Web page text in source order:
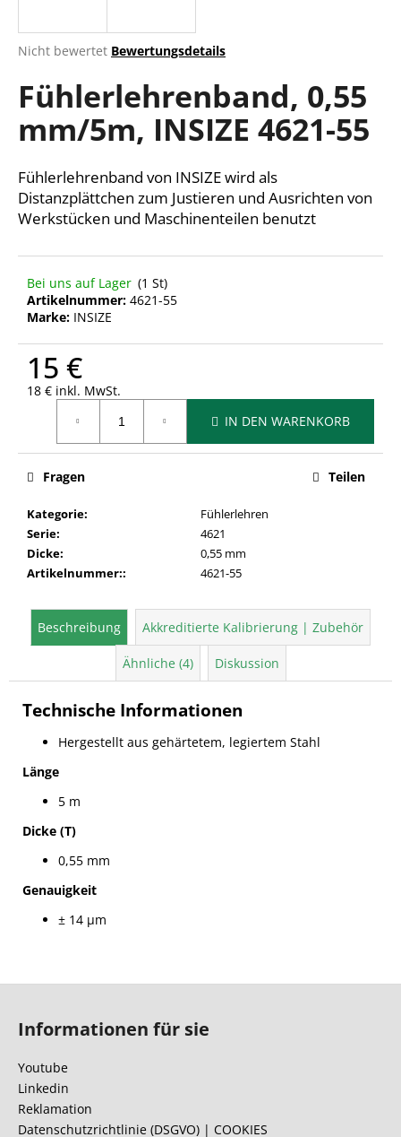
Die
Produktbewertung
ist
von
Sternen.
Nicht bewertet Bewertungsdetails
Fühlerlehrenband, 0,55
mm/5m, INSIZE 4621-55
Fühlerlehrenband von INSIZE wird als
Distanzplättchen zum Justieren und Ausrichten von
Werkstücken und Maschinenteilen benutzt
Bei uns auf Lager (1 St)
Artikelnummer: 4621-55
Marke: INSIZE
15 €
18 € inkl. MwSt.
IN DEN WARENKORB
Kategorie:
Fühlerlehren
Serie:
4621
Dicke:
0,55 mm
Artikelnummer:: 4621-55
Fragen Teilen
Beschreibung Akkreditierte Kalibrierung | Zubehör
Ähnliche (4) Diskussion
Technische Informationen
Hergestellt aus gehärtetem, legiertem Stahl
Länge
5 m
Dicke (T)
0,55 mm
Genauigkeit
± 14 µm
W
i
r
e
m
e
h
e
Informationen für sie
Youtube
Linkedin
Reklamation
Datenschutzrichtlinie (DSGVO) | COOKIES